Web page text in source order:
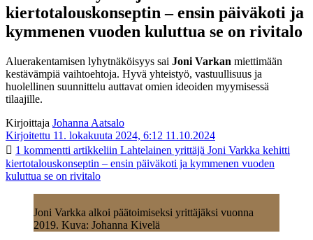
kiertotalouskonseptin – ensin päiväkoti ja
kymmenen vuoden kuluttua se on rivitalo
Aluerakentamisen lyhytnäköisyys sai Joni Varkan miettimään
kestävämpiä vaihtoehtoja. Hyvä yhteistyö, vastuullisuus ja
huolellinen suunnittelu auttavat omien ideoiden myymisessä
tilaajille.
Kirjoittaja Johanna Aatsalo
Kirjoitettu 11. lokakuuta 2024, 6:12 11.10.2024
1 kommentti artikkeliin Lahtelainen yrittäjä Joni Varkka kehitti
kiertotalouskonseptin – ensin päiväkoti ja kymmenen vuoden
kuluttua se on rivitalo
Joni Varkka alkoi päätoimiseksi yrittäjäksi vuonna
2019. Kuva: Johanna Kivelä